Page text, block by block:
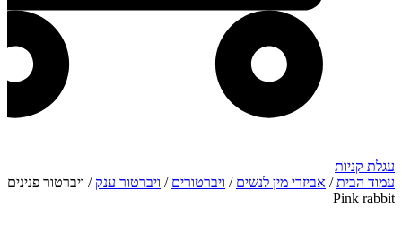
עגלת קניות
עמוד הבית/ אביזרי מין לנשים / ויברטורים / ויברטור ענק / ויברטור פנינים
Pink rabbit